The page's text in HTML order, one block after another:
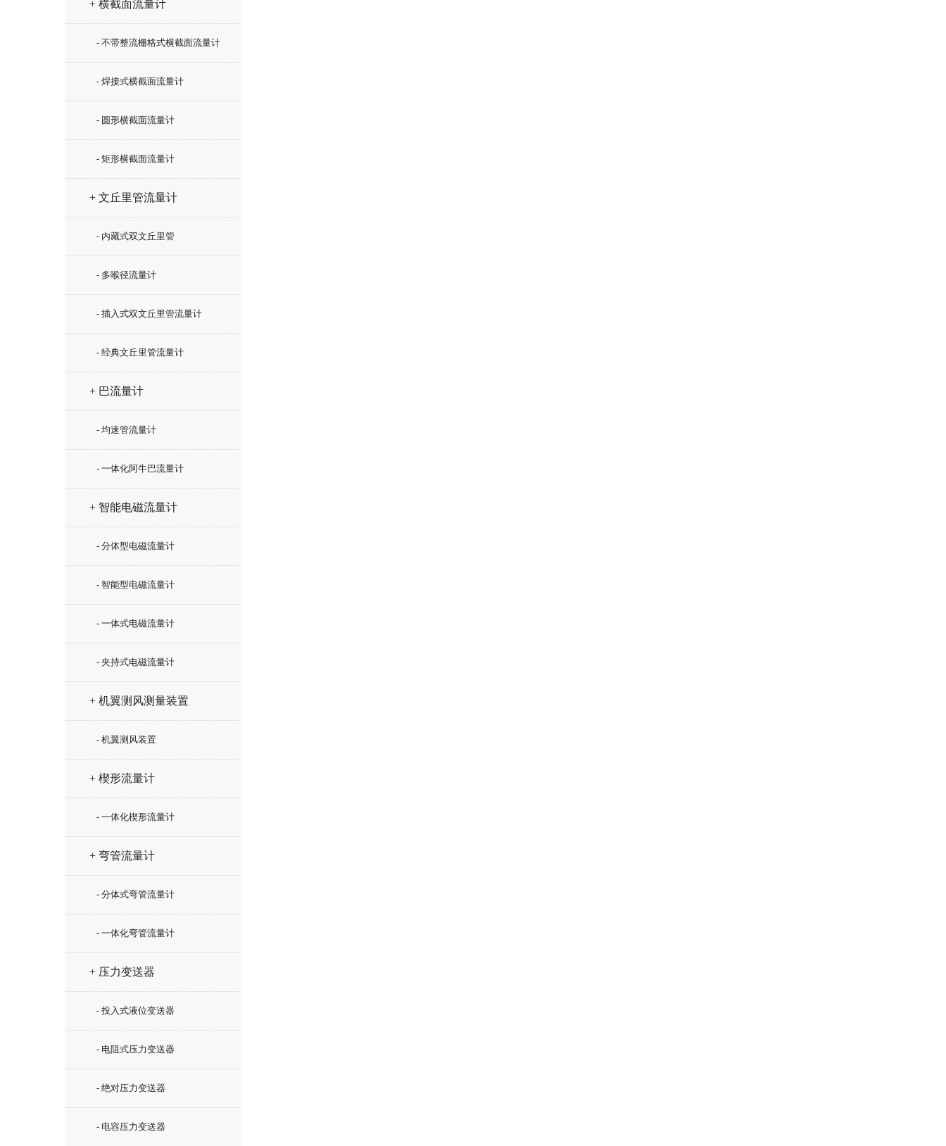
+ 横截面流量计
- 不带整流栅格式横截面流量计
- 焊接式横截面流量计
- 圆形横截面流量计
- 矩形横截面流量计
+ 文丘里管流量计
- 内藏式双文丘里管
- 多喉径流量计
- 插入式双文丘里管流量计
- 经典文丘里管流量计
+ 巴流量计
- 均速管流量计
- 一体化阿牛巴流量计
+ 智能电磁流量计
- 分体型电磁流量计
- 智能型电磁流量计
- 一体式电磁流量计
- 夹持式电磁流量计
+ 机翼测风测量装置
- 机翼测风装置
+ 楔形流量计
- 一体化楔形流量计
+ 弯管流量计
- 分体式弯管流量计
- 一体化弯管流量计
+ 压力变送器
- 投入式液位变送器
- 电阻式压力变送器
- 绝对压力变送器
- 电容压力变送器